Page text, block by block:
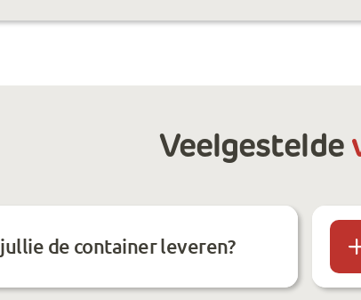
Veelgestelde
de container leveren?